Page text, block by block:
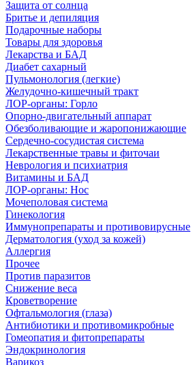
Защита от солнца
Бритье и депиляция
Подарочные наборы
Товары для здоровья
Лекарства и БАД
Диабет сахарный
Пульмонология (легкие)
Желудочно-кишечный тракт
ЛОР-органы: Горло
Опорно-двигательный аппарат
Обезболивающие и жаропонижающие
Сердечно-сосудистая система
Лекарственные травы и фиточаи
Неврология и психиатрия
Витамины и БАД
ЛОР-органы: Нос
Мочеполовая система
Гинекология
Иммунопрепараты и противовирусные
Дерматология (уход за кожей)
Аллергия
Прочее
Против паразитов
Снижение веса
Кроветворение
Офтальмология (глаза)
Антибиотики и противомикробные
Гомеопатия и фитопрепараты
Эндокринология
Варикоз